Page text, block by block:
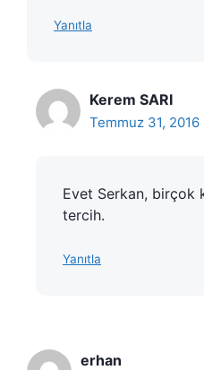
Yanıtla
Kerem SARI
Temmuz 31, 2016
Evet Serkan, birçok
tercih.
Yanıtla
erhan